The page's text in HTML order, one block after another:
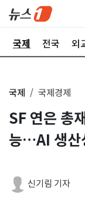
국제 전국 외
국제 국제경제
SF 연은 총
능…AI 생산
신기림 기자